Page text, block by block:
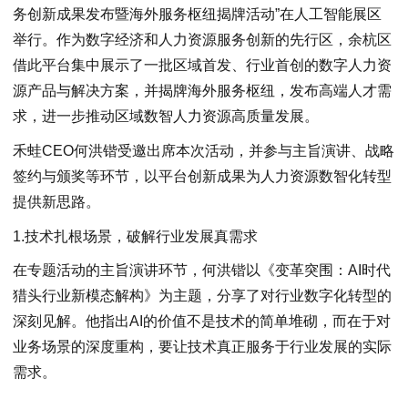
务创新成果发布暨海外服务枢纽揭牌活动”在人工智能展区
举行。作为数字经济和人力资源服务创新的先行区，余杭区
借此平台集中展示了一批区域首发、行业首创的数字人力资
源产品与解决方案，并揭牌海外服务枢纽，发布高端人才需
求，进一步推动区域数智人力资源高质量发展。
禾蛙CEO何洪锴受邀出席本次活动，并参与主旨演讲、战略
签约与颁奖等环节，以平台创新成果为人力资源数智化转型
提供新思路。
1.技术扎根场景，破解行业发展真需求
在专题活动的主旨演讲环节，何洪锴以《变革突围：AI时代
猎头行业新模态解构》为主题，分享了对行业数字化转型的
深刻见解。他指出AI的价值不是技术的简单堆砌，而在于对
业务场景的深度重构，要让技术真正服务于行业发展的实际
需求。